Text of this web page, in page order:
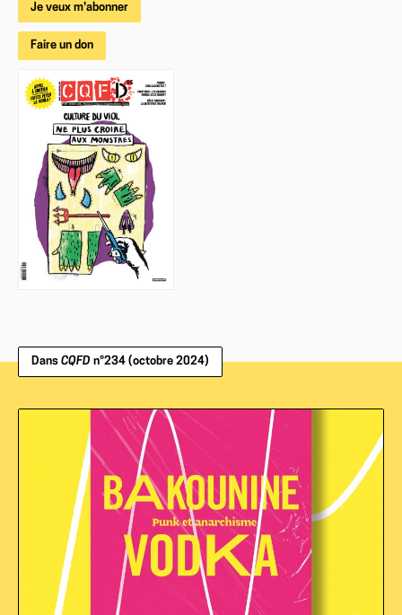
Je veux m'abonner
Faire un don
Dans CQFD n°234 (octobre 2024)